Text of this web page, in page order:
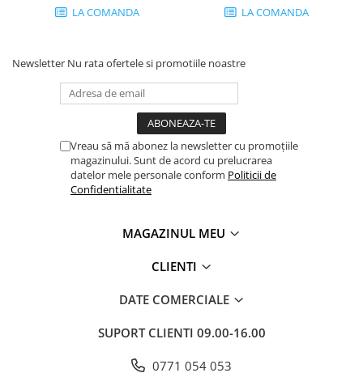
LA COMANDA LA COMANDA
Newsletter Nu rata ofertele si promotiile noastre
Vreau să mă abonez la newsletter cu promoțiile
magazinului. Sunt de acord cu prelucrarea
datelor mele personale conform Politicii de
Confidentialitate
MAGAZINUL MEU
CLIENTI
DATE COMERCIALE
SUPORT CLIENTI 09.00-16.00
0771 054 053